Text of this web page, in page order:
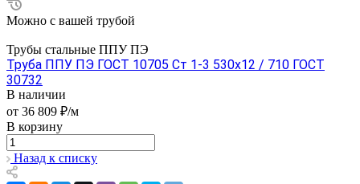
Можно с вашей трубой
Трубы стальные ППУ ПЭ
Труба ППУ ПЭ ГОСТ 10705 Ст 1-3 530x12 / 710 ГОСТ
30732
В наличии
от 36 809 ₽/м
В корзину
Назад к списку